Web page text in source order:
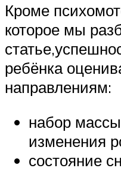
Кроме
которое мы
ребёнка
направлениям:
набор
изменения
состояние